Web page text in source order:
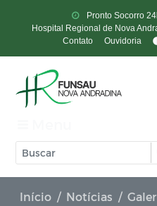
Pronto Socorro
Hospital Regional de Nova
Contato
Ouvidoria
Início Notícias